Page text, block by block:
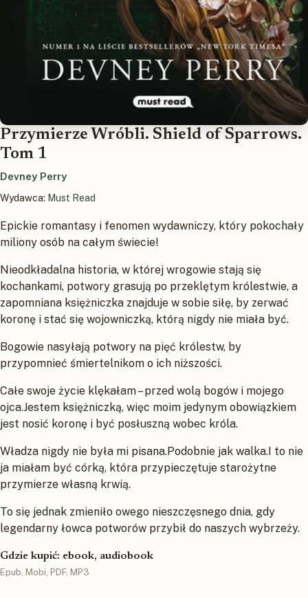
Przymierze Wróbli. Shield of Sparrows.
Tom 1
Devney Perry
Wydawca: Must Read
Epickie romantasy i fenomen wydawniczy, który pokochały
miliony osób na całym świecie!
Nieodkładalna historia, w której wrogowie stają się
kochankami, potwory grasują po przeklętym królestwie, a
zapomniana księżniczka znajduje w sobie siłę, by zerwać
koronę i stać się wojowniczką, którą nigdy nie miała być.
Bogowie nasyłają potwory na pięć królestw, by
przypomnieć śmiertelnikom o ich niższości.
Całe swoje życie klękałam – przed wolą bogów i mojego
ojca.Jestem księżniczką, więc moim jedynym obowiązkiem
jest nosić koronę i być posłuszną wobec króla.
Władza nigdy nie była mi pisana.Podobnie jak walka.I to nie
ja miałam być córką, która przypieczętuje starożytne
przymierze własną krwią.
To się jednak zmieniło owego nieszczęsnego dnia, gdy
legendarny łowca potworów przybił do naszych wybrzeży.
Gdzie kupić: ebook, audiobook
Epub, Mobi, PDF, MP3